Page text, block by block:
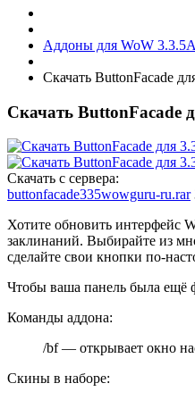
Аддоны для WoW
Скачать ButtonFacade
Скачать ButtonFacade
Скачать с сервера:
buttonfacade335wowguru-ru.rar
Хотите обновить интерфейс
заклинаний. Выбирайте из
сделайте свои кнопки по-
Чтобы ваша панель была ещё
Команды аддона:
/bf — открывает окно
Скины в наборе: